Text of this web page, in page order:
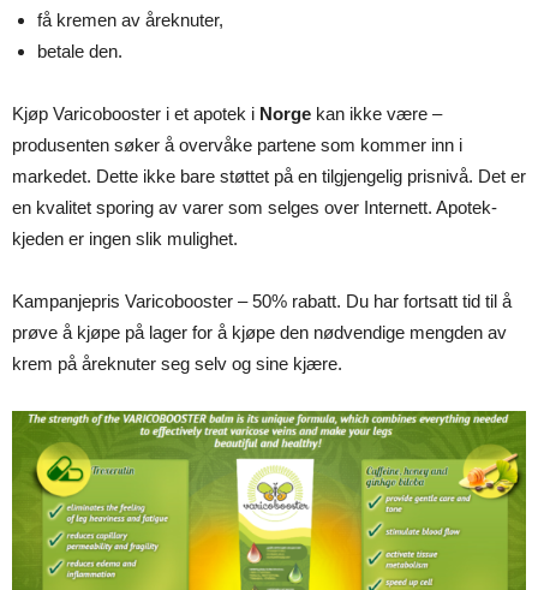
få kremen av åreknuter,
betale den.
Kjøp Varicobooster i et apotek i Norge kan ikke være –
produsenten søker å overvåke partene som kommer inn i
markedet. Dette ikke bare støttet på en tilgjengelig prisnivå. Det er
en kvalitet sporing av varer som selges over Internett. Apotek-
kjeden er ingen slik mulighet.
Kampanjepris Varicobooster – 50% rabatt. Du har fortsatt tid til å
prøve å kjøpe på lager for å kjøpe den nødvendige mengden av
krem ​​på åreknuter seg selv og sine kjære.